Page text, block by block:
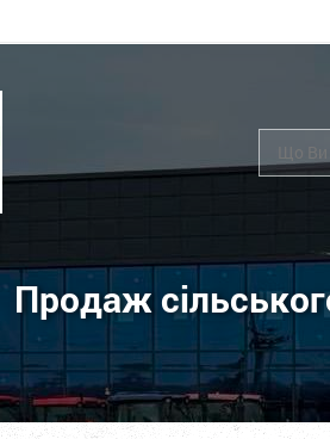
Продаж